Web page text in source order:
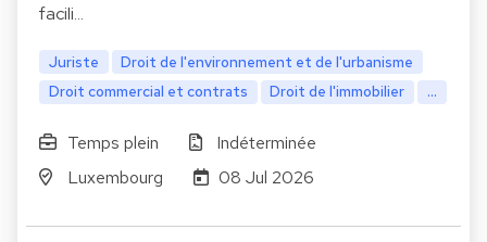
facili…
Juriste
Droit de l'environnement et de l'urbanisme
Droit commercial et contrats
Droit de l'immobilier ...
Temps plein
Indéterminée
Luxembourg
08 Jul 2026